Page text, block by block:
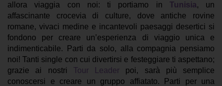
allora viaggia con noi: ti portiamo in Tunisia, un
affascinante crocevia di culture, dove antiche rovine
romane, vivaci medine e incantevoli paesaggi desertici si
fondono per creare un’esperienza di viaggio unica e
indimenticabile. Parti da solo, alla compagnia pensiamo
noi! Tanti single con cui divertirsi e festeggiare ti aspettano;
grazie ai nostri Tour Leader poi, sarà più semplice
conoscersi e creare un gruppo affiatato. Parti per una